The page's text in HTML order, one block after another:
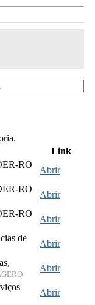
Link
RO
Abrir
RO - Abrir
RO
Abrir
de
Abrir
Abrir
Abrir